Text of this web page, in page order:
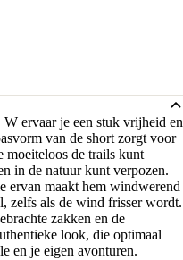
ervaar je een stuk vrijheid en
van de short zorgt voor
moeiteloos de trails kunt
in de natuur kunt verpozen.
maakt hem windwerend
zelfs als de wind frisser wordt.
zakken en de
look, die optimaal
en je eigen avonturen.